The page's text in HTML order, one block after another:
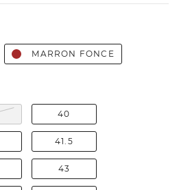
MARRON FONCE
40
41.5
43